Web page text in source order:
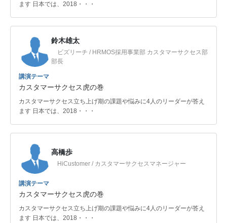
ます 日本では、2018・・・
鈴木雄太
ビズリーチ / HRMOS採用事業部 カスタマーサクセス部
部長
講演テーマ
カスタマーサクセス虎の巻
カスタマーサクセス立ち上げ期の課題や悩みに4人のリーダーが答え
ます 日本では、2018・・・
高橋歩
HiCustomer / カスタマーサクセスマネージャー
講演テーマ
カスタマーサクセス虎の巻
カスタマーサクセス立ち上げ期の課題や悩みに4人のリーダーが答え
ます 日本では、2018・・・